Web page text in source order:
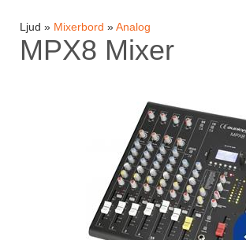
Ljud » Mixerbord »Analog
MPX8 Mixer